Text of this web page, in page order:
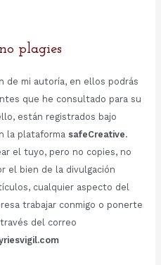
plagies
de mi autoría, en ellos podrás
que he consultado para su
están registrados bajo
la plataforma safeCreative.
el tuyo, pero no copies, no
el bien de la divulgación
cualquier aspecto del
trabajar conmigo o ponerte
del correo